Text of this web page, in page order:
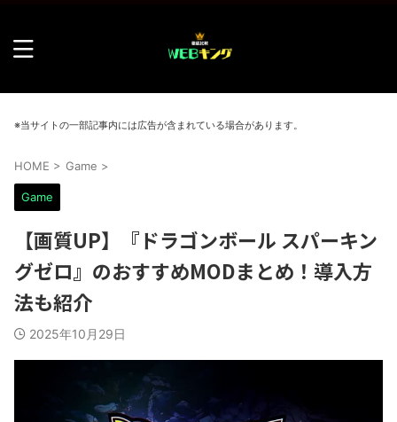
※当サイトの一部記事内には広告が含まれている場合があります。
HOME > Game >
Game
【画質UP】『ドラゴンボール スパーキン
グゼロ』のおすすめMODまとめ！導入方
法も紹介
2025年10月29日